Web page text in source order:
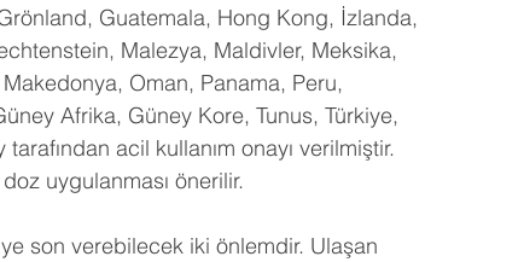
Guatemala, Hong Kong, İzlanda,
Malezya, Maldivler, Meksika,
Oman, Panama, Peru,
Afrika, Güney Kore, Tunus, Türkiye,
acil kullanım onayı verilmiştir.
uygulanması önerilir.
son verebilecek iki önlemdir. Ulaşan